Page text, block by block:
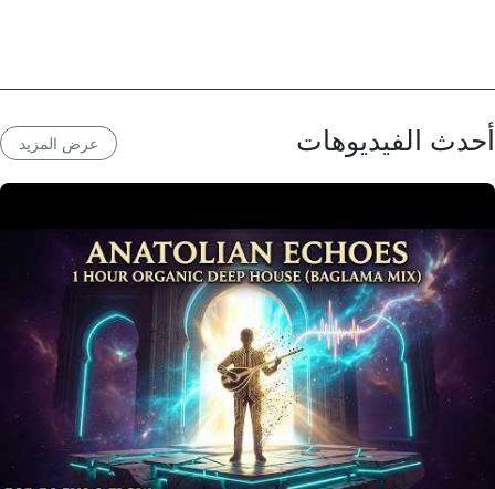
أحدث الفيديوهات عرض المزيد